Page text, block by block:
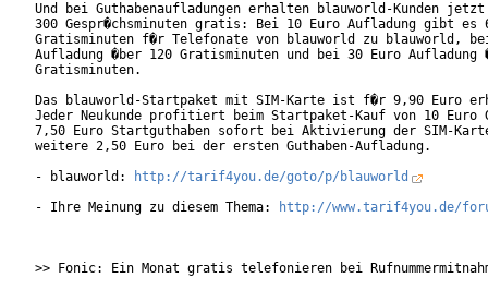
Und bei Guthabenaufladungen erhalten blauworld-Kunden
300 Gespr�chsminuten gratis: Bei 10 Euro Aufladung gibt es
Gratisminuten f�r Telefonate von blauworld zu blauworld,
Aufladung �ber 120 Gratisminuten und bei 30 Euro Aufladung
Gratisminuten.
Das blauworld-Startpaket mit SIM-Karte ist f�r 9,90 Euro
Jeder Neukunde profitiert beim Startpaket-Kauf von 10 Euro
7,50 Euro Startguthaben sofort bei Aktivierung der SIM-
weitere 2,50 Euro bei der ersten Guthaben-Aufladung.
- blauworld:
http://tarif4you.de/goto/p/blauworld
- Ihre Meinung zu diesem Thema:
http://www.tarif4you.de/
>> Fonic: Ein Monat gratis telefonieren bei